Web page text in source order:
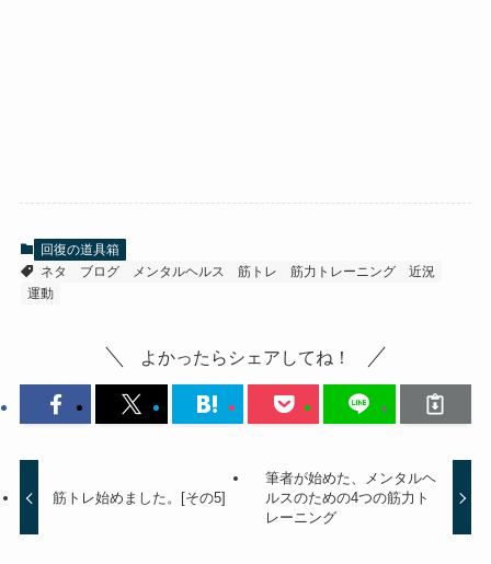
回復の道具箱
ネタ
ブログ メンタルヘルス 筋トレ 筋力トレーニング
近況
運動
よかったらシェアしてね！
筋トレ始めました。[その5]
筆者が始めた、メンタルヘ
ルスのための4つの筋力ト
レーニング